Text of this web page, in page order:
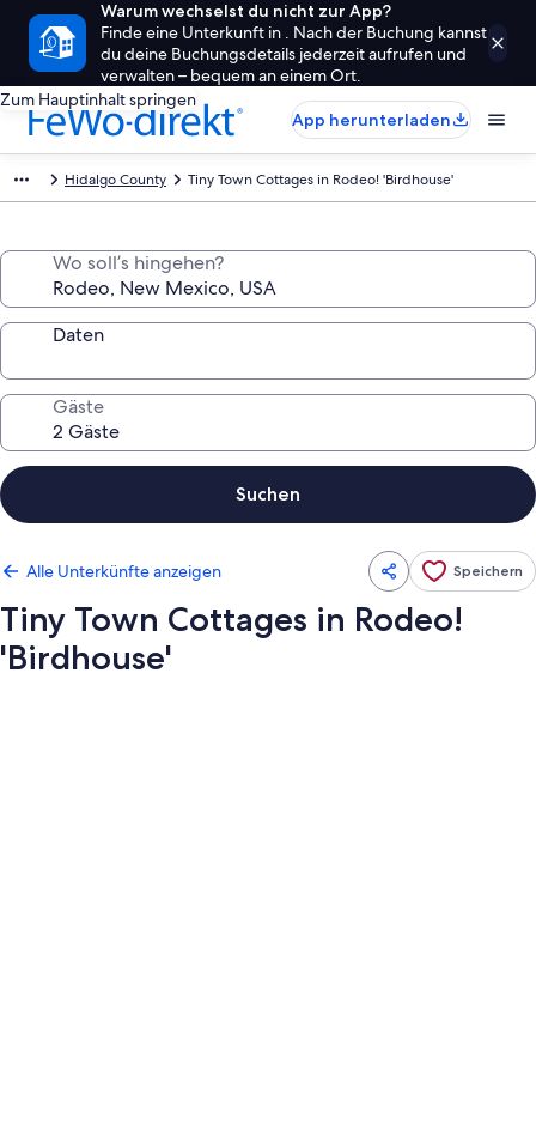
Warum wechselst du nicht zur App?
Finde eine Unterkunft in . Nach der Buchung kannst
du deine Buchungsdetails jederzeit aufrufen und
verwalten – bequem an einem Ort.
Zum Hauptinhalt springen
App herunterladen
Hidalgo County Tiny Town Cottages in Rodeo! 'Birdhouse'
Wo soll’s hingehen?
Daten
Gäste
Suchen
Alle Unterkünfte anzeigen Speichern
Tiny Town Cottages in Rodeo!
'Birdhouse'